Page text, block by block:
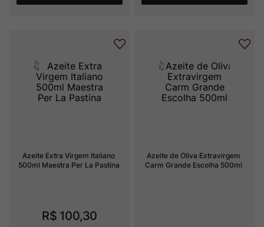
Azeite Extra Virgem Italiano
500ml Maestra Per La Pastina
R$ 100,30
Azeite de Oliva Extravirgem
Carm Grande Escolha 500ml